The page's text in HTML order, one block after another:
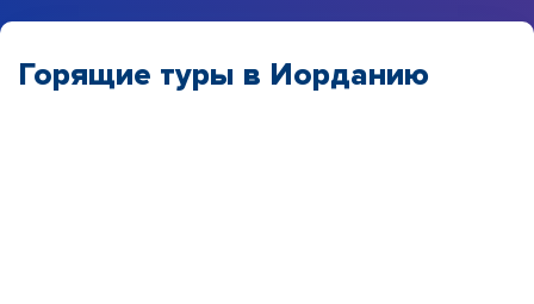
Горящие туры в Иорданию